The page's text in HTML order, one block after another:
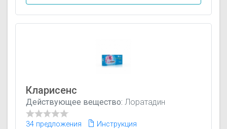
Кларисенс
Действующее вещество: Лоратадин
34 предложения Инструкция